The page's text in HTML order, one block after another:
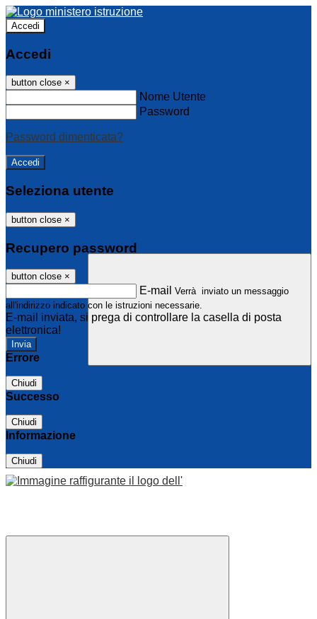
Accedi
Accedi
button close ×
Nome Utente
Password
Password dimenticata?
Seleziona utente
button close ×
Recupero password
button close ×
E-mail Verrà inviato un messaggio
all'indirizzo indicato con le istruzioni necessarie.
E-mail inviata, si prega di controllare la casella di posta
elettronica!
Errore
Chiudi
Successo
Chiudi
Informazione
Chiudi